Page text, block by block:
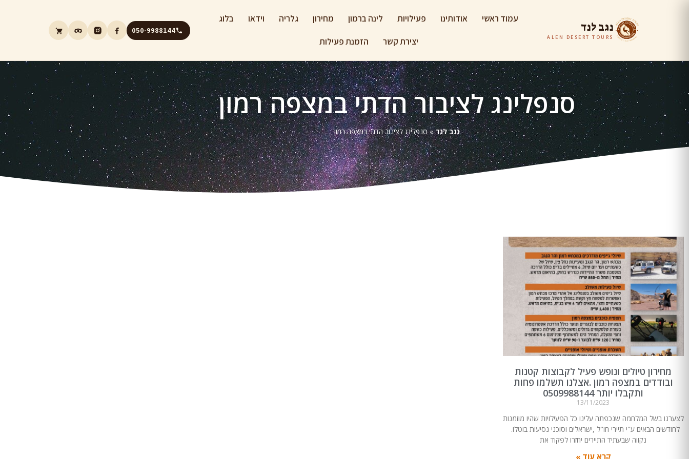
נגב לנד
ALEN DESERT TOURS
עמוד ראשי אודותינו פעילויות לינה ברמון מחירון גלריה וידאו בלוג
יצירת קשר הזמנת פעילות
050-9988144
סנפלינג לציבור הדתי במצפה רמון
נגב לנד»סנפלינג לציבור הדתי במצפה רמון
מחירון טיולים ונופש פעיל לקבוצות קטנות
ובודדים במצפה רמון .אצלנו תשלמו פחות
ותקבלו יותר 0509988144
13/11/2023
לצערנו בשל המלחמה שנכפתה עלינו כל הפעילויות שהיו מוזמנות
לחודשים הבאים ע"י תיירי חו"ל ,ישראלים וסוכני נסיעות בוטלו.
נקווה שבעתיד התיירים יחזרו לפקוד את
קרא עוד »